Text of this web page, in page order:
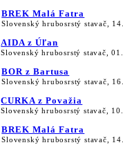
BREK Malá Fatra
Slovenský hrubosrstý stavač,
AIDA z Úľan
Slovenský hrubosrstý stavač,
BOR z Bartusa
Slovenský hrubosrstý stavač,
CURKA z Považia
Slovenský hrubosrstý stavač,
BREK Malá Fatra
Slovenský hrubosrstý stavač,